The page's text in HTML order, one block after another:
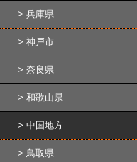
兵庫県
神戸市
奈良県
和歌山県
中国地方
鳥取県